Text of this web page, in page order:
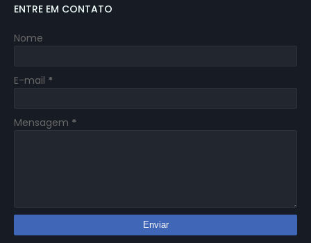
ENTRE EM CONTATO
Nome
E-mail *
Mensagem *